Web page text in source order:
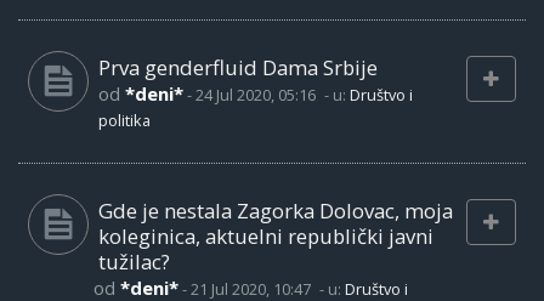
Prva genderfluid Dama Srbije
od *deni*-24 Jul 2020, 05:16 - u: Društvo i
politika
Gde je nestala Zagorka Dolovac, moja
koleginica, aktuelni republički javni
tužilac?
od *deni*-21 Jul 2020, 10:47 - u: Društvo i